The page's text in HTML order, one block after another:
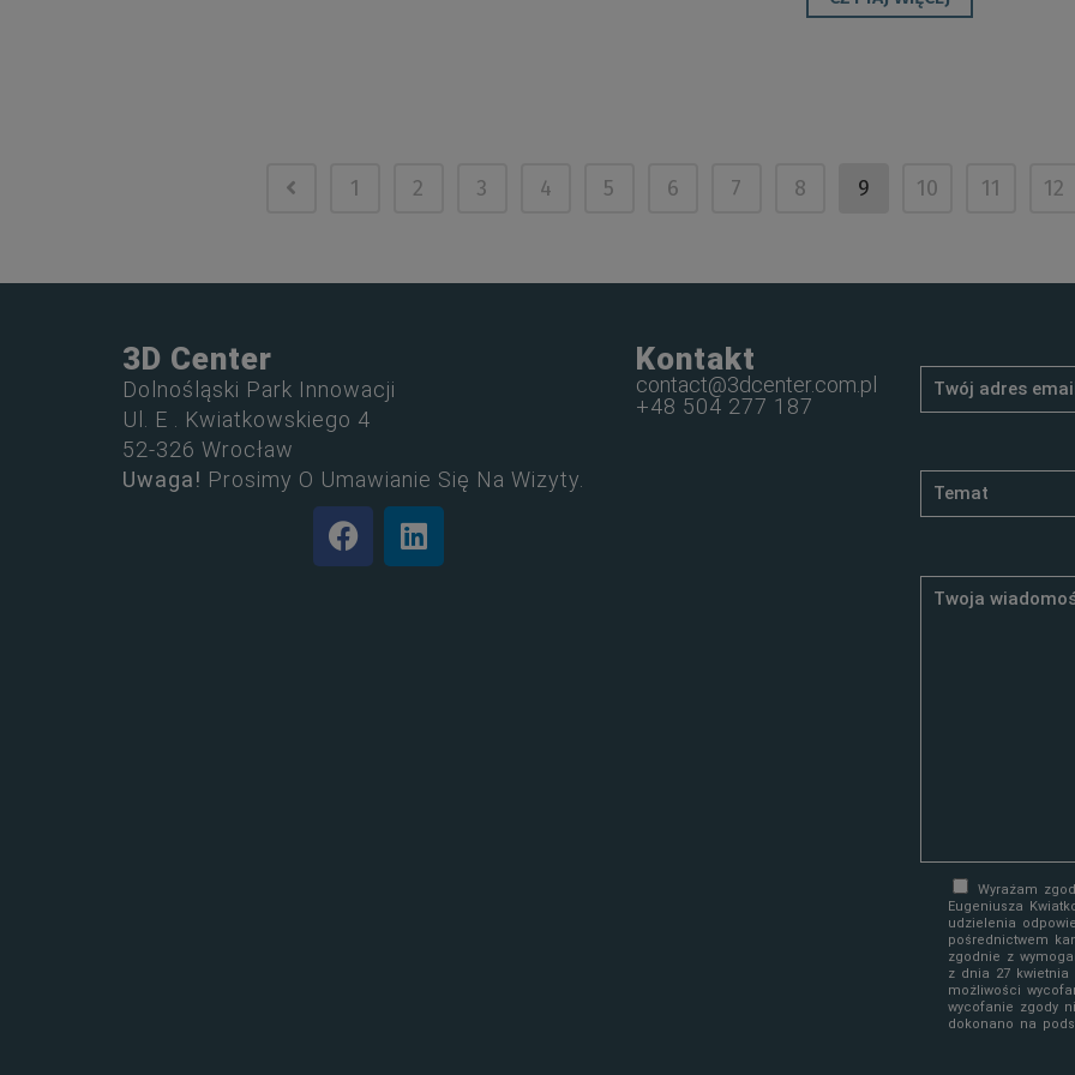
1 2 3 4 5 6 7 8 9 10 11 12
3D Center
Dolnośląski Park Innowacji
Ul. E . Kwiatkowskiego 4
52-326 Wrocław
Uwaga! Prosimy O Umawianie Się Na Wizyty.
Kontakt
contact@3dcenter.com.pl
+48 504 277 187
Wyrażam
Eugeniusza
udzielenia
pośrednictwem
zgodnie z
z dnia 27 kwietnia
możliwości
wycofanie zgody
dokonano na